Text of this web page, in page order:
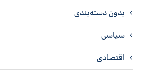
بدون دسته‌بندی
سیاسی
اقتصادی